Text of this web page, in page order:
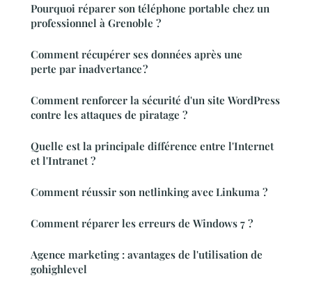
Pourquoi réparer son téléphone portable chez un
professionnel à Grenoble ?
Comment récupérer ses données après une
perte par inadvertance ?
Comment renforcer la sécurité d'un site WordPress
contre les attaques de piratage ?
Quelle est la principale différence entre l'Internet
et l'Intranet ?
Comment réussir son netlinking avec Linkuma ?
Comment réparer les erreurs de Windows 7 ?
Agence marketing : avantages de l'utilisation de
gohighlevel